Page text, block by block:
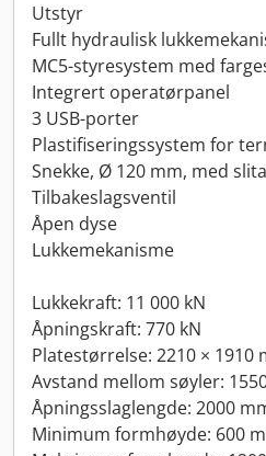
Utstyr
Fullt hydraulisk
MC5-styresystem med
Integrert operatørpanel
3 USB-porter
Plastifiseringssystem for
Snekke, Ø 120 mm, med
Tilbakeslagsventil
Åpen dyse
Lukkemekanisme
Lukkekraft: 11 000 kN
Åpningskraft: 770 kN
Platestørrelse: 2210 × 1910
Avstand mellom søyler:
Åpningsslaglengde: 2000
Minimum formhøyde: 600